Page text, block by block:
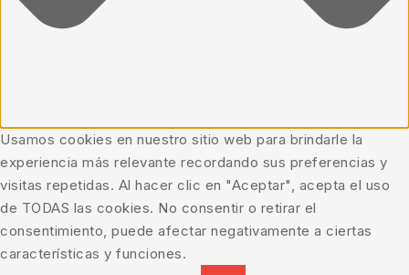
Usamos cookies en nuestro sitio web para brindarle la
experiencia más relevante recordando sus preferencias y
visitas repetidas. Al hacer clic en "Aceptar", acepta el uso
de TODAS las cookies. No consentir o retirar el
consentimiento, puede afectar negativamente a ciertas
características y funciones.